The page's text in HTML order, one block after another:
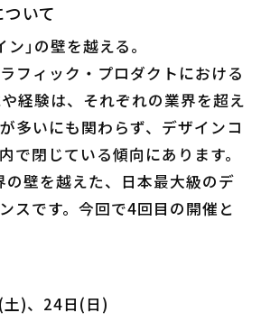
いて
」の壁を越える。
フィック・プロダクトにおける
や経験は、それぞれの業界を超え
多いにも関わらず、デザインコ
で閉じている傾向にあります。
壁を越えた、日本最大級のデ
スです。今回で4回目の開催と
)、24日(日)